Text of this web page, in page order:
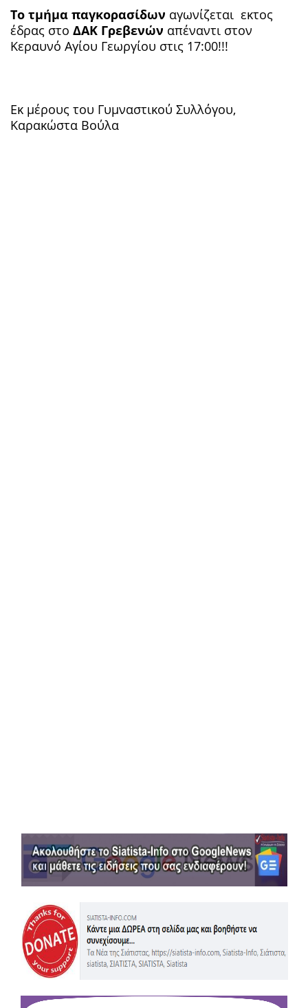
Το τμήμα παγκορασίδων αγωνίζεται εκτος
έδρας στο ΔΑΚ Γρεβενών απέναντι στον
Κεραυνό Αγίου Γεωργίου στις 17:00!!!
Εκ μέρους του Γυμναστικού Συλλόγου,
Καρακώστα Βούλα